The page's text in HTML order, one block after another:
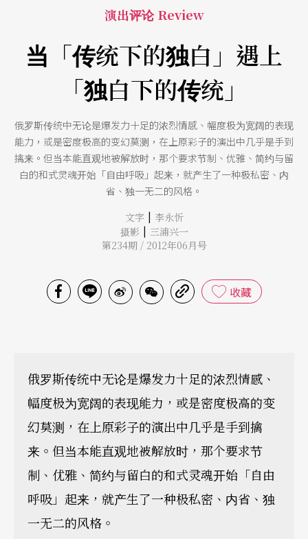
演出评论 Review
当「传统下的独白」遇上
「独白下的传统」
俄罗斯传统中无论是爆发力十足的浓烈情感、幅度极为宽阔的表现
能力，或是密度极高的变幻莫测，在上原彩子的演出中几乎是手到
擒来。但当本能直观地被解放时，那个要求节制、优雅、简约与留
白的和式灵魂开始「自由呼吸」起来，就产生了一种极私密、内
省、独一无二的风格。
文字 | 李永忻
摄影 | 三浦兴一
第234期 / 2012年06月号
收藏
俄罗斯传统中无论是爆发力十足的浓烈情感、
幅度极为宽阔的表现能力，或是密度极高的变
幻莫测，在上原彩子的演出中几乎是手到擒
来。但当本能直观地被解放时，那个要求节
制、优雅、简约与留白的和式灵魂开始「自由
呼吸」起来，就产生了一种极私密、内省、独
一无二的风格。